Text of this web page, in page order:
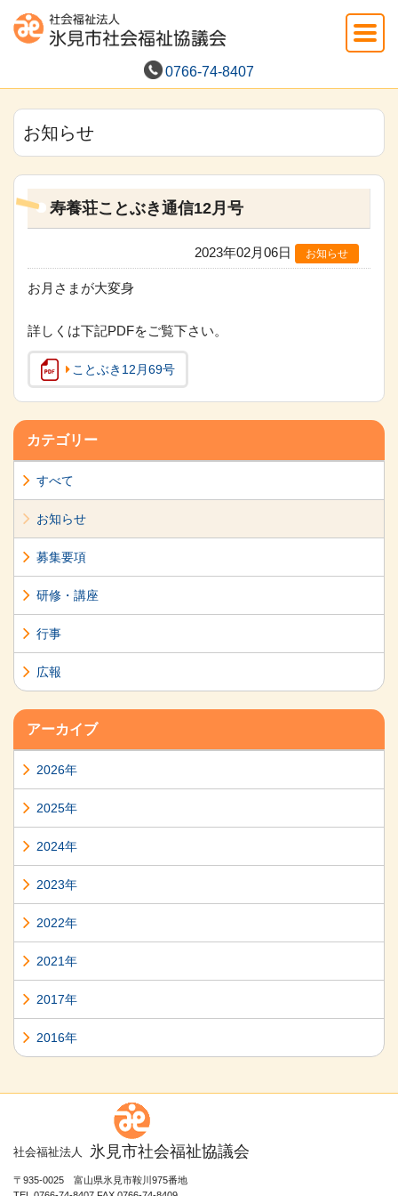
0766-74-8407
お知らせ
寿養荘ことぶき通信12月号
2023年02月06日 お知らせ
お月さまが大変身
詳しくは下記PDFをご覧下さい。
ことぶき12月69号
カテゴリー
すべて
お知らせ
募集要項
研修・講座
行事
広報
アーカイブ
2026年
2025年
2024年
2023年
2022年
2021年
2017年
2016年
社会福祉法人 氷見市社会福祉協議会
〒935-0025 富山県氷見市鞍川975番地